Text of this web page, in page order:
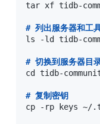
tar xf tidb-
# 列出服务器和工
ls -ld tidb-
# 切换到服务器目
cd tidb-
# 复制密钥
cp -rp keys ~/